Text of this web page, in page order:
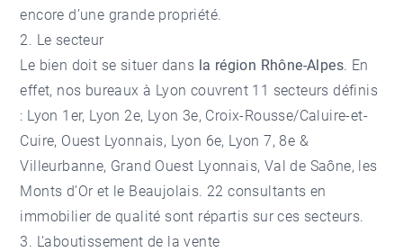
encore d’une grande propriété.
2. Le secteur
Le bien doit se situer dans la région Rhône-Alpes. En
effet, nos bureaux à Lyon couvrent 11 secteurs définis
: Lyon 1er, Lyon 2e, Lyon 3e, Croix-Rousse/Caluire-et-
Cuire, Ouest Lyonnais, Lyon 6e, Lyon 7, 8e &
Villeurbanne, Grand Ouest Lyonnais, Val de Saône, les
Monts d’Or et le Beaujolais. 22 consultants en
immobilier de qualité sont répartis sur ces secteurs.
3. L’aboutissement de la vente